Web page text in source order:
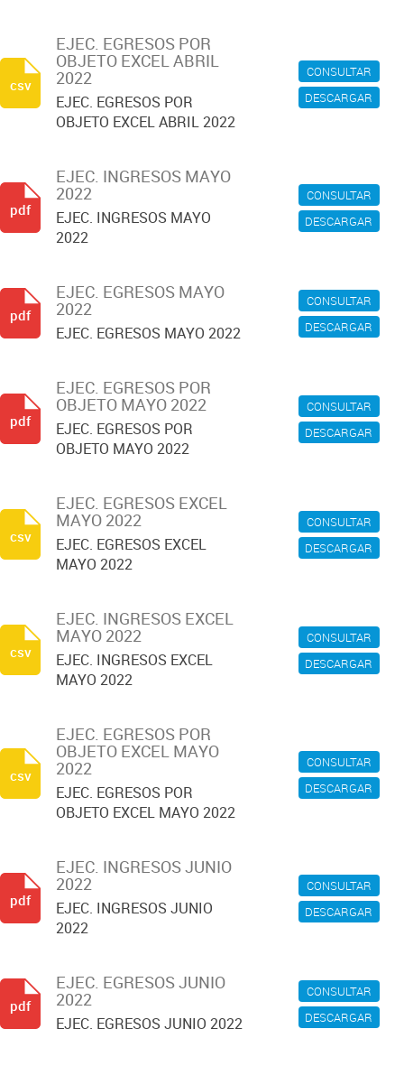
CONSULTAR
DESCARGAR
EJEC. EGRESOS POR
OBJETO EXCEL ABRIL
2022
EJEC. EGRESOS POR
OBJETO EXCEL ABRIL 2022
csv
CONSULTAR
DESCARGAR
EJEC. INGRESOS MAYO
2022
EJEC. INGRESOS MAYO
2022
pdf
CONSULTAR
DESCARGAR
EJEC. EGRESOS MAYO
2022
EJEC. EGRESOS MAYO 2022
pdf
CONSULTAR
DESCARGAR
EJEC. EGRESOS POR
OBJETO MAYO 2022
EJEC. EGRESOS POR
OBJETO MAYO 2022
pdf
CONSULTAR
DESCARGAR
EJEC. EGRESOS EXCEL
MAYO 2022
EJEC. EGRESOS EXCEL
MAYO 2022
csv
CONSULTAR
DESCARGAR
EJEC. INGRESOS EXCEL
MAYO 2022
EJEC. INGRESOS EXCEL
MAYO 2022
csv
CONSULTAR
DESCARGAR
EJEC. EGRESOS POR
OBJETO EXCEL MAYO
2022
EJEC. EGRESOS POR
OBJETO EXCEL MAYO 2022
csv
CONSULTAR
DESCARGAR
EJEC. INGRESOS JUNIO
2022
EJEC. INGRESOS JUNIO
2022
pdf
CONSULTAR
DESCARGAR
EJEC. EGRESOS JUNIO
2022
EJEC. EGRESOS JUNIO 2022
pdf